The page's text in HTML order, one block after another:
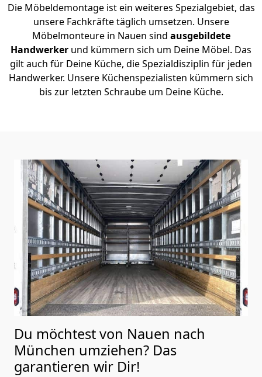
Die Möbeldemontage ist ein weiteres Spezialgebiet, das
unsere Fachkräfte täglich umsetzen. Unsere
Möbelmonteure in Nauen sind ausgebildete
Handwerker und kümmern sich um Deine Möbel. Das
gilt auch für Deine Küche, die Spezialdisziplin für jeden
Handwerker. Unsere Küchenspezialisten kümmern sich
bis zur letzten Schraube um Deine Küche.
Du möchtest von Nauen nach
München umziehen? Das
garantieren wir Dir!